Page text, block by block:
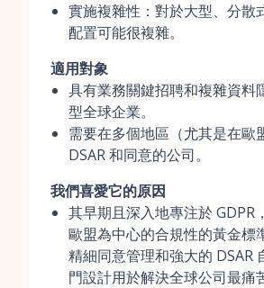
實施複雜性：對於大型、分散
配置可能很複雜。
適用對象
具有業務關鍵招聘和複雜資料
型全球企業。
需要在多個地區（尤其是在歐
DSAR 和同意的公司。
我們喜愛它的原因
其早期且深入地專注於 GDPR
歐盟為中心的合規性的黃金標
精細同意管理和強大的 DSAR
門設計用於解決全球公司最痛